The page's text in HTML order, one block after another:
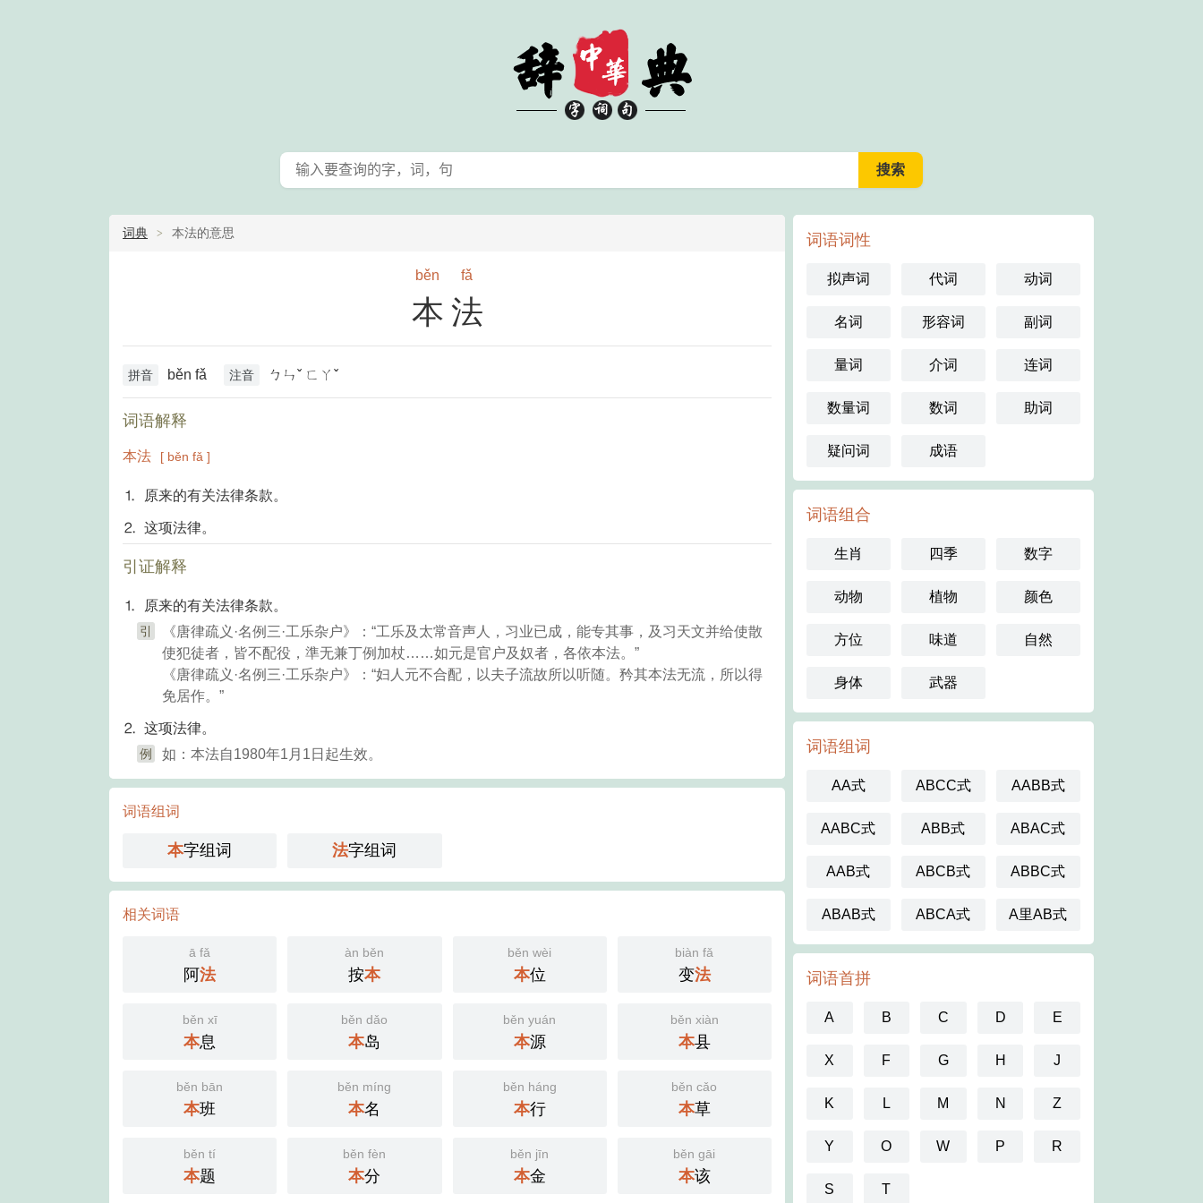
词典 本法的意思
běn fǎ
本法
拼音 běn fǎ 注音 ㄅㄣˇ ㄈㄚˇ
词语解释
本法 [ běn fǎ ]
⒈ 原来的有关法律条款。
⒉ 这项法律。
引证解释
⒈ 原来的有关法律条款。
引
《唐律疏义·名例三·工乐杂户》：“工乐及太常音声人，习业已成，能专其事，及习天文并给使散
使犯徒者，皆不配役，準无兼丁例加杖……如元是官户及奴者，各依本法。”
《唐律疏义·名例三·工乐杂户》：“妇人元不合配，以夫子流故所以听随。矜其本法无流，所以得
免居作。”
⒉ 这项法律。
例 如：本法自1980年1月1日起生效。
词语组词
本字组词 法字组词
相关词语
ā fǎ
阿法
àn běn
按本
běn wèi
本位
biàn fǎ
变法
běn xī
本息
běn dǎo
本岛
běn yuán
本源
běn xiàn
本县
běn bān
本班
běn míng
本名
běn háng
本行
běn cǎo
本草
běn tí
本题
běn fèn
本分
běn jīn
本金
běn gāi
本该
词语词性
拟声词 代词 动词
名词 形容词 副词
量词 介词 连词
数量词 数词 助词
疑问词 成语
词语组合
生肖 四季 数字
动物 植物 颜色
方位 味道 自然
身体 武器
词语组词
AA式 ABCC式 AABB式
AABC式 ABB式 ABAC式
AAB式 ABCB式 ABBC式
ABAB式 ABCA式 A里AB式
词语首拼
A B C D E
X F G H J
K L M N Z
Y O W P R
S T